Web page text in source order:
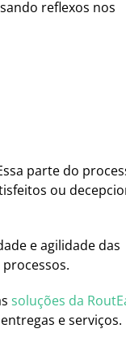
reflexos nos
parte do
ou
e agilidade das
soluções da
e serviços.